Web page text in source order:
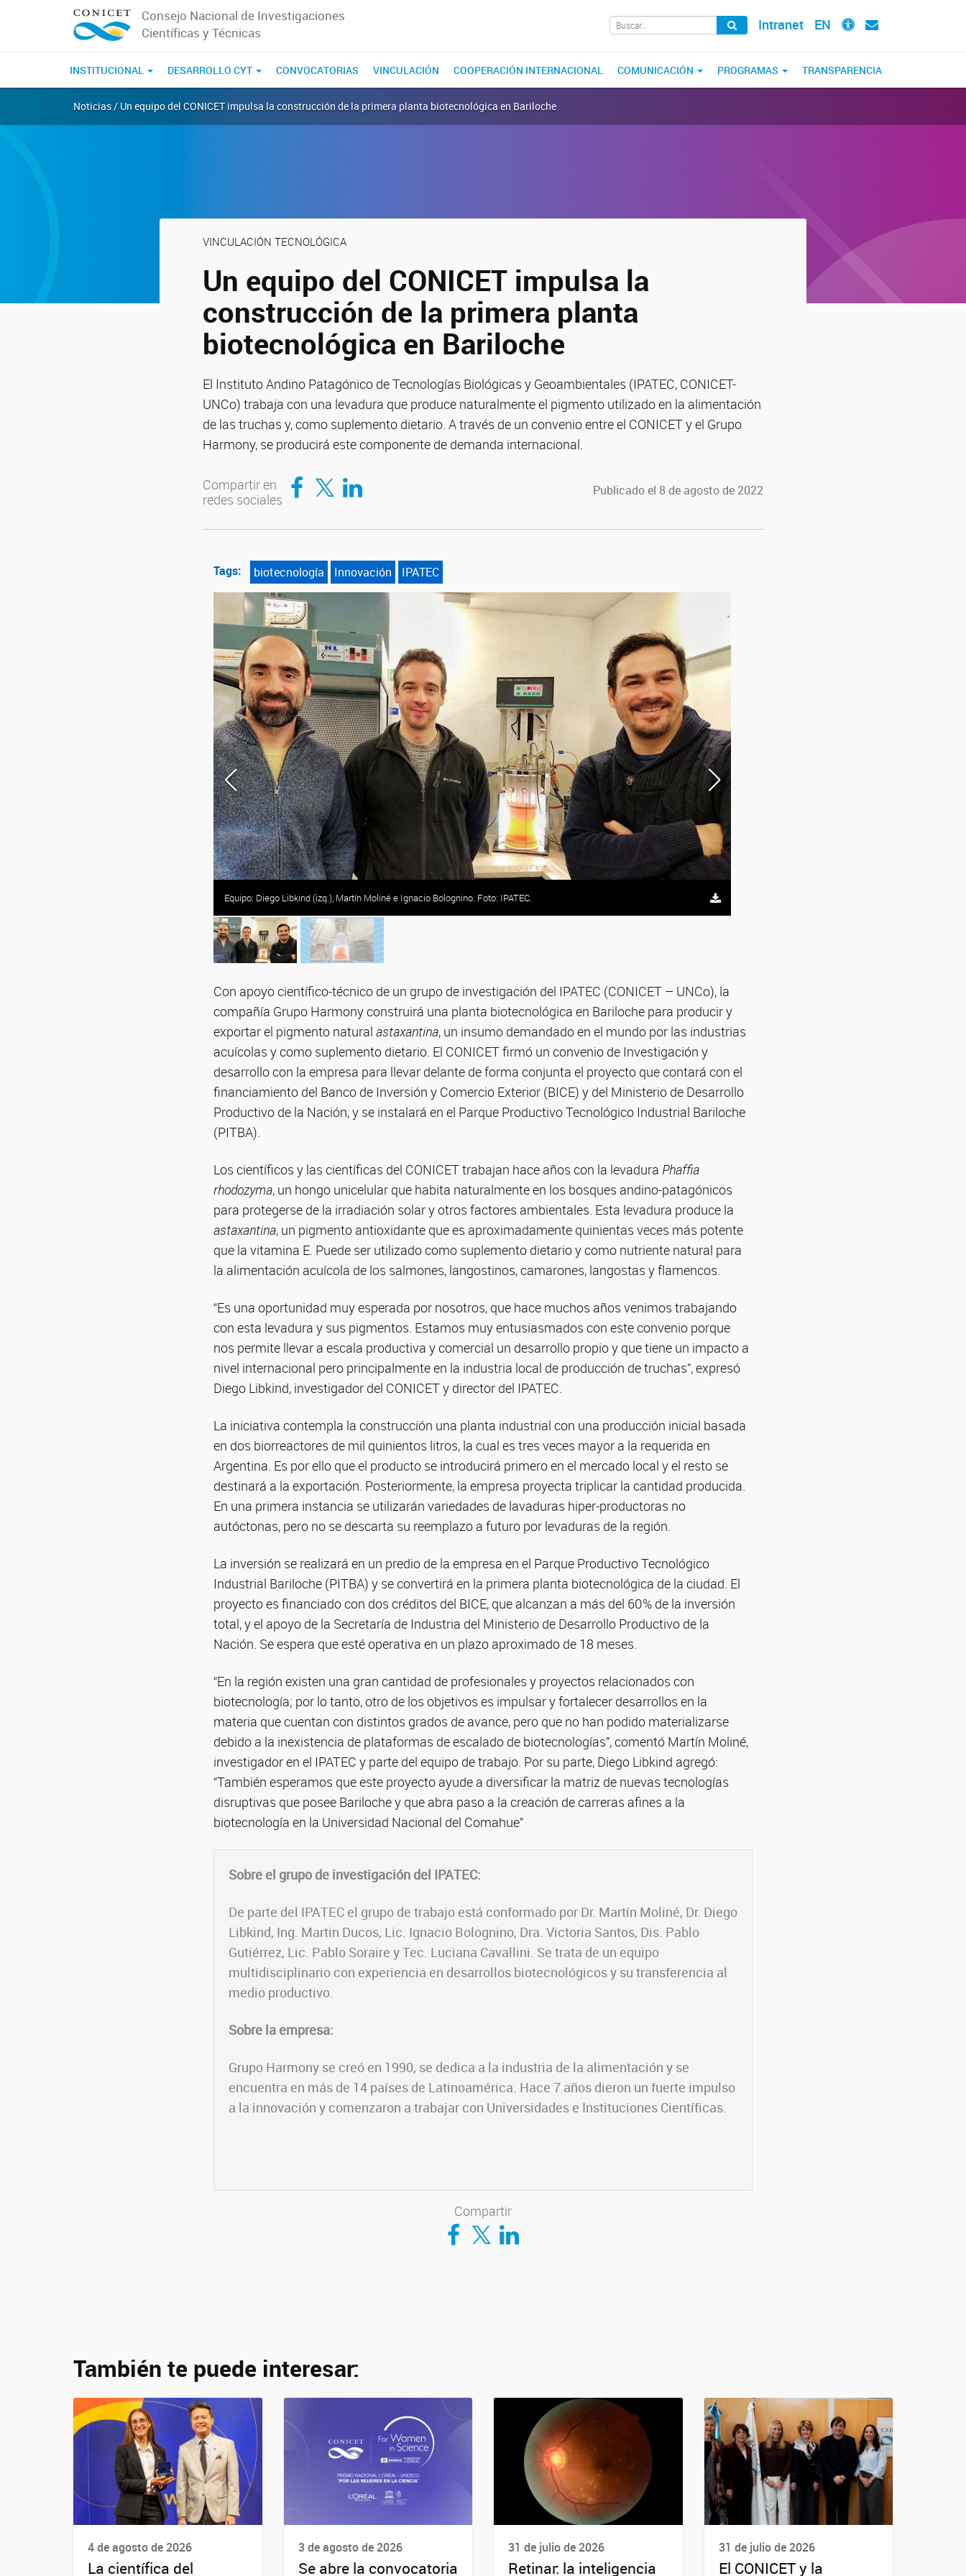
Consejo Nacional de Investigaciones
Científicas y Técnicas
Intranet EN
INSTITUCIONAL DESARROLLO CYT CONVOCATORIAS VINCULACIÓN COOPERACIÓN INTERNACIONAL COMUNICACIÓN PROGRAMAS TRANSPARENCIA
Noticias / Un equipo del CONICET impulsa la construcción de la primera planta biotecnológica en Bariloche
VINCULACIÓN TECNOLÓGICA
Un equipo del CONICET impulsa la
construcción de la primera planta
biotecnológica en Bariloche
El Instituto Andino Patagónico de Tecnologías Biológicas y Geoambientales (IPATEC, CONICET-
UNCo) trabaja con una levadura que produce naturalmente el pigmento utilizado en la alimentación
de las truchas y, como suplemento dietario. A través de un convenio entre el CONICET y el Grupo
Harmony, se producirá este componente de demanda internacional.
Compartir en
redes sociales
Compartir en Facebook
Compartir en TwitterCompartir en LinkedIn Publicado el 8 de agosto de 2022
Tags: biotecnología Innovación IPATEC
Equipo: Diego Libkind (izq.), Martín Moliné e Ignacio Bolognino. Foto: IPATEC.
Con apoyo científico-técnico de un grupo de investigación del IPATEC (CONICET – UNCo), la
compañía Grupo Harmony construirá una planta biotecnológica en Bariloche para producir y
exportar el pigmento natural astaxantina, un insumo demandado en el mundo por las industrias
acuícolas y como suplemento dietario. El CONICET firmó un convenio de Investigación y
desarrollo con la empresa para llevar delante de forma conjunta el proyecto que contará con el
financiamiento del Banco de Inversión y Comercio Exterior (BICE) y del Ministerio de Desarrollo
Productivo de la Nación, y se instalará en el Parque Productivo Tecnológico Industrial Bariloche
(PITBA).
Los científicos y las científicas del CONICET trabajan hace años con la levadura Phaffia
rhodozyma, un hongo unicelular que habita naturalmente en los bosques andino-patagónicos
para protegerse de la irradiación solar y otros factores ambientales. Esta levadura produce la
astaxantina, un pigmento antioxidante que es aproximadamente quinientas veces más potente
que la vitamina E. Puede ser utilizado como suplemento dietario y como nutriente natural para
la alimentación acuícola de los salmones, langostinos, camarones, langostas y flamencos.
“Es una oportunidad muy esperada por nosotros, que hace muchos años venimos trabajando
con esta levadura y sus pigmentos. Estamos muy entusiasmados con este convenio porque
nos permite llevar a escala productiva y comercial un desarrollo propio y que tiene un impacto a
nivel internacional pero principalmente en la industria local de producción de truchas”, expresó
Diego Libkind, investigador del CONICET y director del IPATEC.
La iniciativa contempla la construcción una planta industrial con una producción inicial basada
en dos biorreactores de mil quinientos litros, la cual es tres veces mayor a la requerida en
Argentina. Es por ello que el producto se introducirá primero en el mercado local y el resto se
destinará a la exportación. Posteriormente, la empresa proyecta triplicar la cantidad producida.
En una primera instancia se utilizarán variedades de lavaduras hiper-productoras no
autóctonas, pero no se descarta su reemplazo a futuro por levaduras de la región.
La inversión se realizará en un predio de la empresa en el Parque Productivo Tecnológico
Industrial Bariloche (PITBA) y se convertirá en la primera planta biotecnológica de la ciudad. El
proyecto es financiado con dos créditos del BICE, que alcanzan a más del 60% de la inversión
total, y el apoyo de la Secretaría de Industria del Ministerio de Desarrollo Productivo de la
Nación. Se espera que esté operativa en un plazo aproximado de 18 meses.
“En la región existen una gran cantidad de profesionales y proyectos relacionados con
biotecnología; por lo tanto, otro de los objetivos es impulsar y fortalecer desarrollos en la
materia que cuentan con distintos grados de avance, pero que no han podido materializarse
debido a la inexistencia de plataformas de escalado de biotecnologías”, comentó Martín Moliné,
investigador en el IPATEC y parte del equipo de trabajo. Por su parte, Diego Libkind agregó:
“También esperamos que este proyecto ayude a diversificar la matriz de nuevas tecnologías
disruptivas que posee Bariloche y que abra paso a la creación de carreras afines a la
biotecnología en la Universidad Nacional del Comahue”
Sobre el grupo de investigación del IPATEC:
De parte del IPATEC el grupo de trabajo está conformado por Dr. Martín Moliné, Dr. Diego
Libkind, Ing. Martin Ducos, Lic. Ignacio Bolognino, Dra. Victoria Santos, Dis. Pablo
Gutiérrez, Lic. Pablo Soraire y Tec. Luciana Cavallini. Se trata de un equipo
multidisciplinario con experiencia en desarrollos biotecnológicos y su transferencia al
medio productivo.
Sobre la empresa:
Grupo Harmony se creó en 1990, se dedica a la industria de la alimentación y se
encuentra en más de 14 países de Latinoamérica. Hace 7 años dieron un fuerte impulso
a la innovación y comenzaron a trabajar con Universidades e Instituciones Científicas.
Compartir
Compartir en Facebook
Compartir en TwitterCompartir en LinkedIn
También te puede interesar:
4 de agosto de 2026
La científica del
3 de agosto de 2026
Se abre la convocatoria
31 de julio de 2026
Retinar: la inteligencia
31 de julio de 2026
El CONICET y la